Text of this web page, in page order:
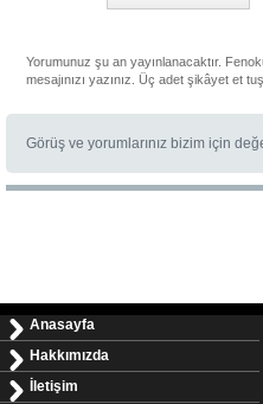
Yorumunuz şu an yayınlanacaktır.
mesajınızı yazınız. Üç adet şikâyet et
Görüş ve yorumlarınız bizim için
Anasayfa
Hakkımızda
İletişim